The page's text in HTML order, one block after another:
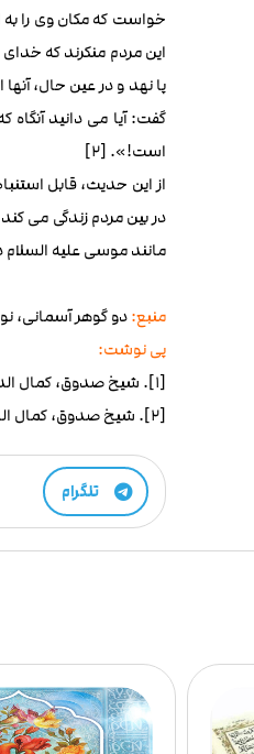
این مردم منکرند که
پا نهد و در عین حال،
گفت: آیا می دانید
است!». [2]
از این حدیث، قابل
در بین مردم زندگی می
مانند موسی علیه السلام
منبع:دو گوهر آسمانی،
پی نوشت:
[1]. شیخ صدوق، کمال الدین و تمام النعمه، ج1، باب6، ح1
[2]. شیخ صدوق، کمال الدین و تمام النعمه، ج1، ص287، باب 4، ح3
تلگرام